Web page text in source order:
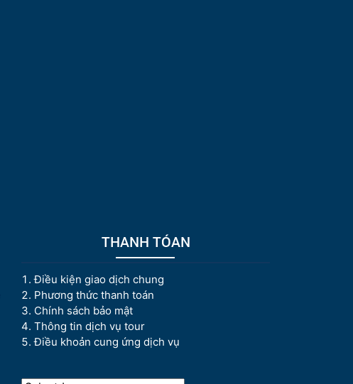
THANH TÓAN
Điều kiện giao dịch chung
Phương thức thanh toán
Chính sách bảo mật
Thông tin dịch vụ tour
Điều khoản cung ứng dịch vụ